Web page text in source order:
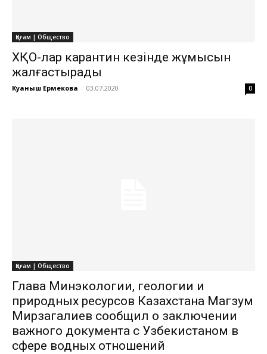
Қоғам | Общество
ХҚО-лар карантин кезінде жұмысын
жалғастырады
Куаныш Ермекова - 03.07.2020 0
Қоғам | Общество
Глава Минэкологии, геологии и
природных ресурсов Казахстана Магзум
Мирзагалиев сообщил о заключении
важного документа с Узбекистаном в
сфере водных отношений